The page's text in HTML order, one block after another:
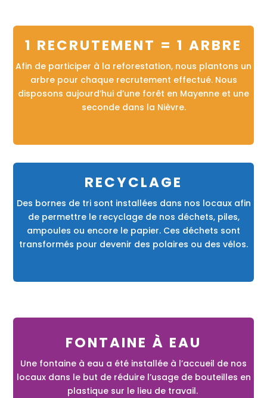
1 RECRUTEMENT = 1 ARBRE
Afin de participer à la reforestation, nous plantons un
arbre pour chaque recrutement effectué. Nous
disposons aujourd’hui d’une forêt en Mayenne et une
seconde dans la Nièvre.
RECYCLAGE
Des bornes de tri sont installées dans nos locaux afin
de permettre le recyclage de nos déchets, piles,
ampoules ou encore le papier. Ces déchets sont
transformés pour devenir des polaires ou des vélos.
FONTAINE À EAU
Une fontaine à eau a été installée à l’accueil de nos
locaux dans le but de réduire l’usage de bouteilles en
plastique sur le lieu de travail.